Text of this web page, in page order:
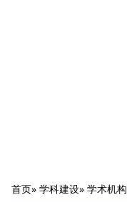
首页» 学科建设» 学术机构